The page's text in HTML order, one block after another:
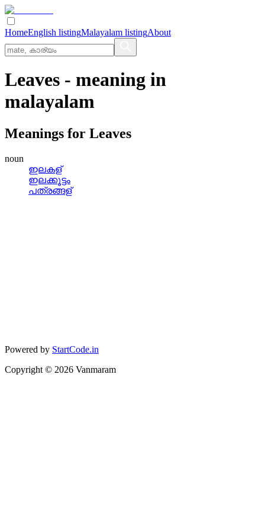
HomeEnglish listingMalayalam listingAbout
Leaves - meaning in
malayalam
Meanings for Leaves
noun
ഇലകള്
ഇലക്കൂട്ടം
പത്രങ്ങള്
Powered by StartCode.in
Copyright © 2026 Vanmaram